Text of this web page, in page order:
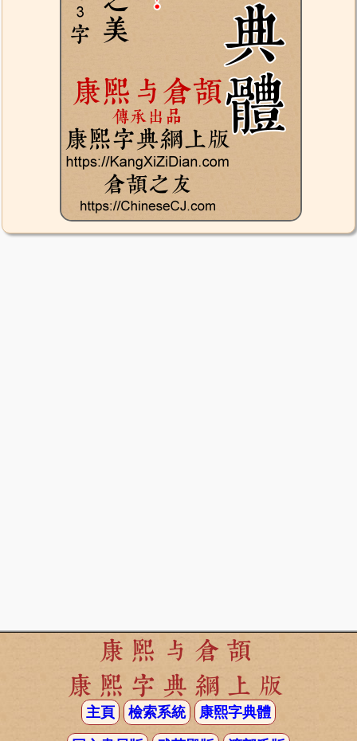
康熙与倉頡
康熙字典網上版
主頁 檢索系統 康熙字典體